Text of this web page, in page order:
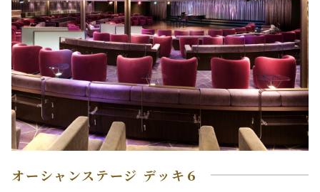
オーシャンステージ デッキ６